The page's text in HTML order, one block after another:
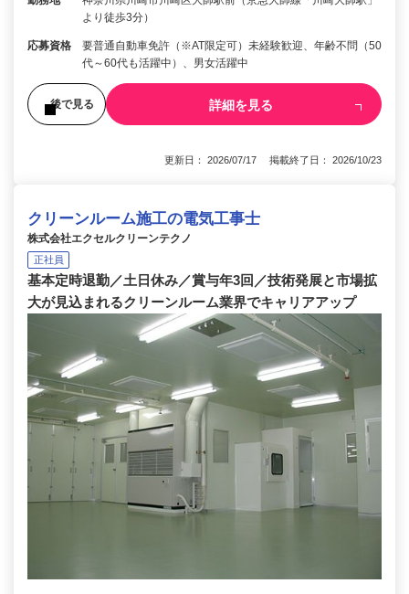
より徒歩3分）
応募資格
要普通自動車免許（※AT限定可）未経験歓迎、年齢不問（50
代～60代も活躍中）、男女活躍中
後で見る 詳細を見る
更新日： 2026/07/17 掲載終了日： 2026/10/23
クリーンルーム施工の電気工事士
株式会社エクセルクリーンテクノ
正社員
基本定時退勤／土日休み／賞与年3回／技術発展と市場拡
大が見込まれるクリーンルーム業界でキャリアアップ